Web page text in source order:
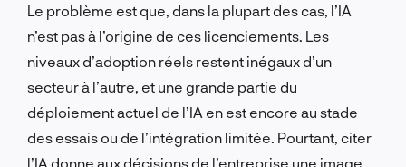
Le problème est que, dans la plupart des cas, l’IA
n’est pas à l’origine de ces licenciements. Les
niveaux d’adoption réels restent inégaux d’un
secteur à l’autre, et une grande partie du
déploiement actuel de l’IA en est encore au stade
des essais ou de l’intégration limitée. Pourtant, citer
l’IA donne aux décisions de l’entreprise une image